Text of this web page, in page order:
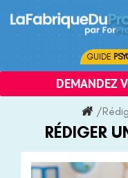
content
GUIDE
DEMANDEZ
/
RÉDIGER